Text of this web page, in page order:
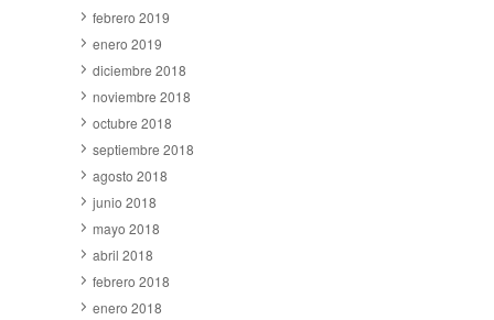
febrero 2019
enero 2019
diciembre 2018
noviembre 2018
octubre 2018
septiembre 2018
agosto 2018
junio 2018
mayo 2018
abril 2018
febrero 2018
enero 2018